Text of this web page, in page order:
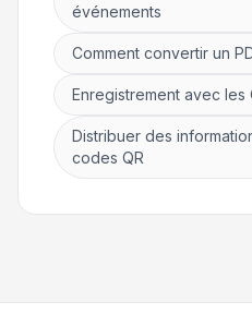
événements
Comment convertir un
Enregistrement avec les
Distribuer des
codes QR